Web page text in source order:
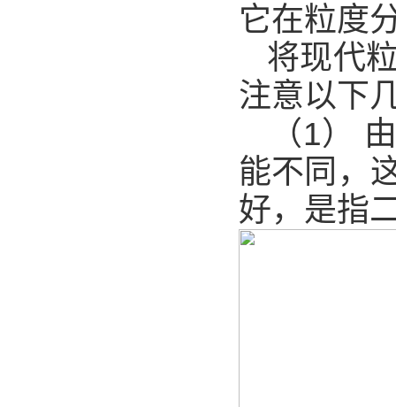
它在粒度
将现代
注意以下
（1）
能不同，
好，是指